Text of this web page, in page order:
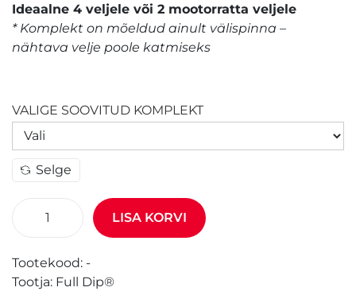
Ideaalne 4 veljele või 2 mootorratta veljele
* Komplekt on mõeldud ainult välispinna –
nähtava velje poole katmiseks
VALIGE SOOVITUD KOMPLEKT
Selge
LISA KORVI
Tootekood: -
Tootja: Full Dip®